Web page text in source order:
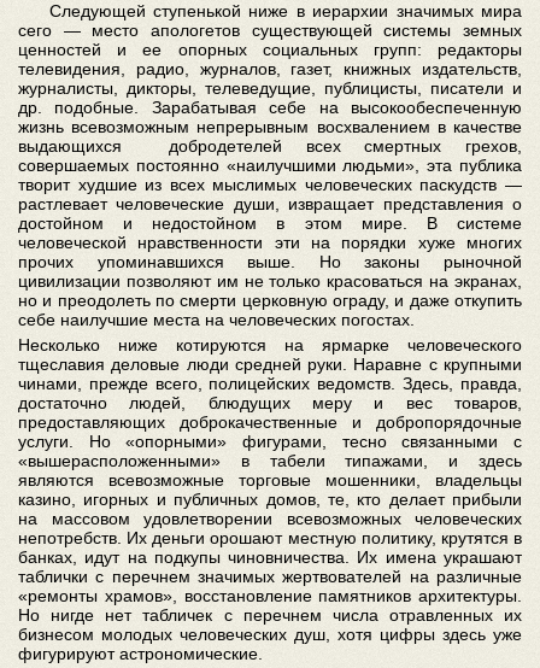
Следующей ступенькой ниже в иерархии значимых мира
сего — место апологетов существующей системы земных
ценностей и ее опорных социальных групп: редакторы
телевидения, радио, журналов, газет, книжных издательств,
журналисты, дикторы, телеведущие, публицисты, писатели и
др. подобные. Зарабатывая себе на высокообеспеченную
жизнь всевозможным непрерывным восхвалением в качестве
выдающихся добродетелей всех смертных грехов,
совершаемых постоянно «наилучшими людьми», эта публика
творит худшие из всех мыслимых человеческих паскудств —
растлевает человеческие души, извращает представления о
достойном и недостойном в этом мире. В системе
человеческой нравственности эти на порядки хуже многих
прочих упоминавшихся выше. Но законы рыночной
цивилизации позволяют им не только красоваться на экранах,
но и преодолеть по смерти церковную ограду, и даже откупить
себе наилучшие места на человеческих погостах.
Несколько ниже котируются на ярмарке человеческого
тщеславия деловые люди средней руки. Наравне с крупными
чинами, прежде всего, полицейских ведомств. Здесь, правда,
достаточно людей, блюдущих меру и вес товаров,
предоставляющих доброкачественные и добропорядочные
услуги. Но «опорными» фигурами, тесно связанными с
«вышерасположенными» в табели типажами, и здесь
являются всевозможные торговые мошенники, владельцы
казино, игорных и публичных домов, те, кто делает прибыли
на массовом удовлетворении всевозможных человеческих
непотребств. Их деньги орошают местную политику, крутятся в
банках, идут на подкупы чиновничества. Их имена украшают
таблички с перечнем значимых жертвователей на различные
«ремонты храмов», восстановление памятников архитектуры.
Но нигде нет табличек с перечнем числа отравленных их
бизнесом молодых человеческих душ, хотя цифры здесь уже
фигурируют астрономические.